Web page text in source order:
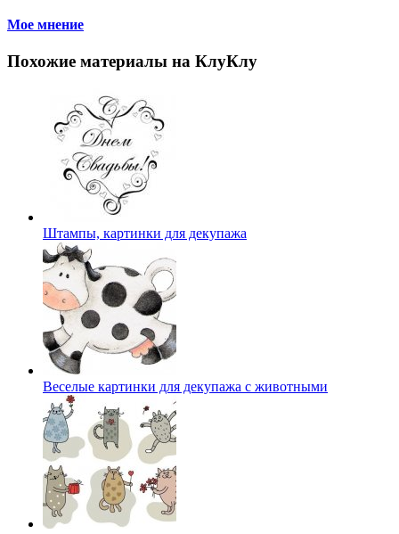
Мое мнение
Похожие материалы на КлуКлу
Штампы, картинки для декупажа
Веселые картинки для декупажа с животными